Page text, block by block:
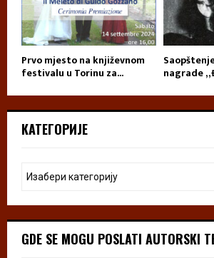
Prvo mjesto na književnom
festivalu u Torinu za... nagrade
КАТЕГОРИЈЕ
GDE SE MOGU POSLATI AUTORSKI